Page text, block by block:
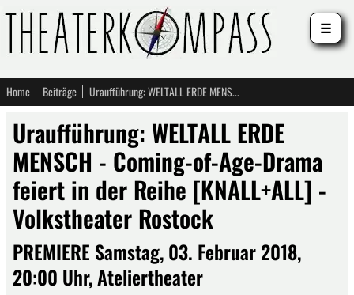
Home Beiträge Uraufführung: WELTALL ERDE MENSCH - Coming-of-Age-Drama feiert in der Reihe [KNALL+ALL] - Volkstheater Rostock
Uraufführung: WELTALL ERDE
MENSCH - Coming-of-Age-Drama
feiert in der Reihe [KNALL+ALL] -
Volkstheater Rostock
PREMIERE Samstag, 03. Februar 2018,
20:00 Uhr, Ateliertheater
☰